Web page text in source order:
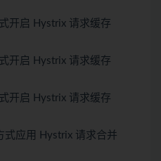
开启 Hystrix 请求缓存
开启 Hystrix 请求缓存
开启 Hystrix 请求缓存
式应用 Hystrix 请求合并